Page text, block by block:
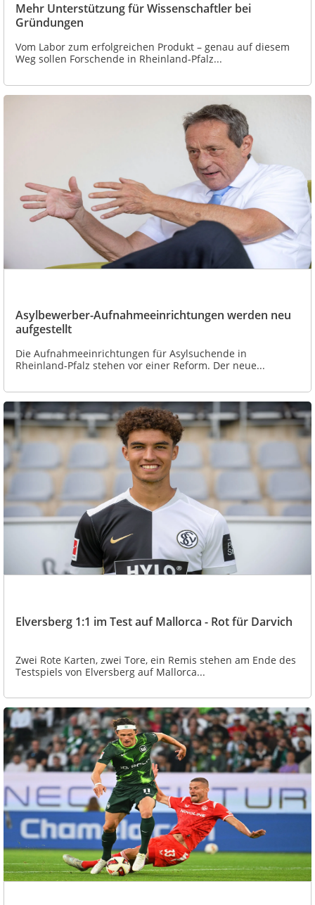
Mehr Unterstützung für Wissenschaftler bei
Gründungen
Vom Labor zum erfolgreichen Produkt – genau auf diesem
Weg sollen Forschende in Rheinland-Pfalz...
Asylbewerber-Aufnahmeeinrichtungen werden neu
aufgestellt
Die Aufnahmeeinrichtungen für Asylsuchende in
Rheinland-Pfalz stehen vor einer Reform. Der neue...
Elversberg 1:1 im Test auf Mallorca - Rot für Darvich
Zwei Rote Karten, zwei Tore, ein Remis stehen am Ende des
Testspiels von Elversberg auf Mallorca...